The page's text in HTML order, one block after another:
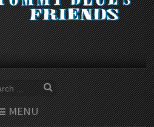
MENU